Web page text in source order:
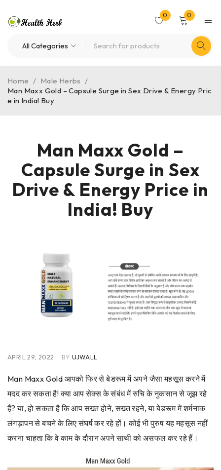
0 0
Home / Male Herbs /
Man Maxx Gold – Capsule Surge in Sex Drive & Energy Pric
e in India! Buy
Man Maxx Gold –
Capsule Surge in Sex
Drive & Energy Price in
India! Buy
APRIL 29, 2022 BY UJWALL
Man Maxx Gold आपको फिर से बेडरूम में अपने जैसा महसूस करने में
मदद कर सकता है!क्या आप सेक्स के संबंध में रुचि के नुकसान से जूझ रहे
हैं? या, हो सकता है कि आप सख्त होने, सख्त रहने, या बेडरूम में शर्मनाक
लंगड़ापन से बचने के लिए संघर्ष कर रहे हों। कोई भी पुरुष यह महसूस नहीं
करना चाहता कि वे काम के दौरान अपने साथी को असफल कर रहे हैं।